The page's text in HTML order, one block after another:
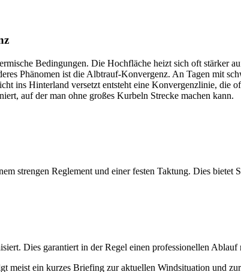
Bedingungen. Die Hochfläche heizt sich oft stärker
Phänomen ist die Albtrauf-Konvergenz. An Tagen mit
ins Hinterland versetzt entsteht eine Konvergenzlinie, die
auf der man ohne großes Kurbeln Strecke machen kann.
strengen Reglement und einer festen Taktung. Dies bietet
Dies garantiert in der Regel einen professionellen Ablauf
meist ein kurzes Briefing zur aktuellen Windsituation und